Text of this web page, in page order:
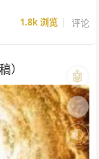
1.8k浏览 评论
）
🌓
🤖
🎨